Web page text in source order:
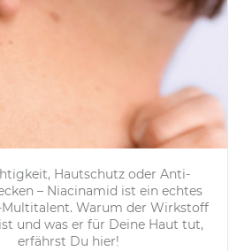
Hautschutz oder Anti-
– Niacinamid ist ein echtes
Multitalent. Warum der Wirkstoff
und was er für Deine Haut tut,
erfährst Du hier!